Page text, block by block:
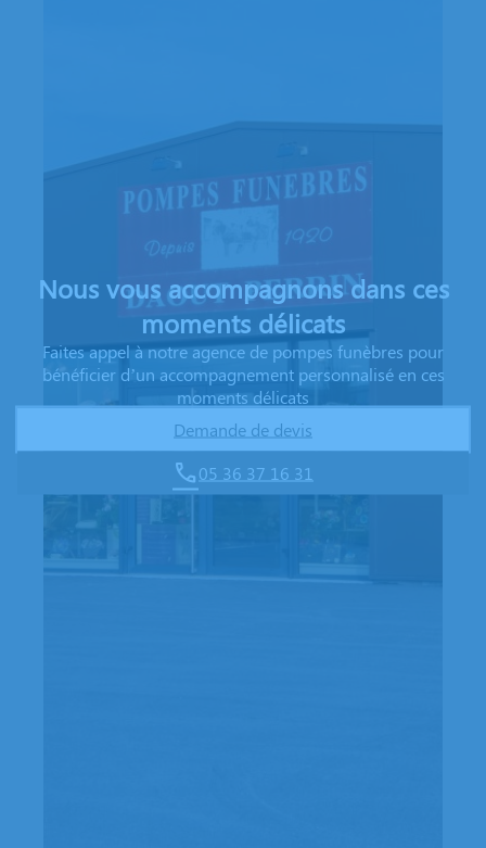
Nous vous accompagnons dans ces
moments délicats
Faites appel à notre agence de pompes funèbres pour
bénéficier d’un accompagnement personnalisé en ces
moments délicats
Demande de devis
05 36 37 16 31